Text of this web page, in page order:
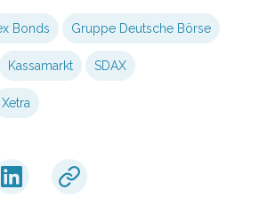
Bonds Gruppe Deutsche Börse
Kassamarkt SDAX
Xetra